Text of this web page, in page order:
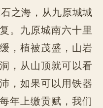
之海，从九原城城
。九原城南六十里
，植被茂盛，山岩
，从山顶就可以看
，如果可以用铁器
年上缴贡赋，我们